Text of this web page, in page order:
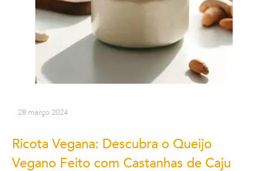
28 março 2024
Ricota Vegana: Descubra o Queijo
Vegano Feito com Castanhas de Caju